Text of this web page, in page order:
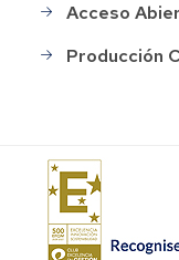
Acceso
Producción